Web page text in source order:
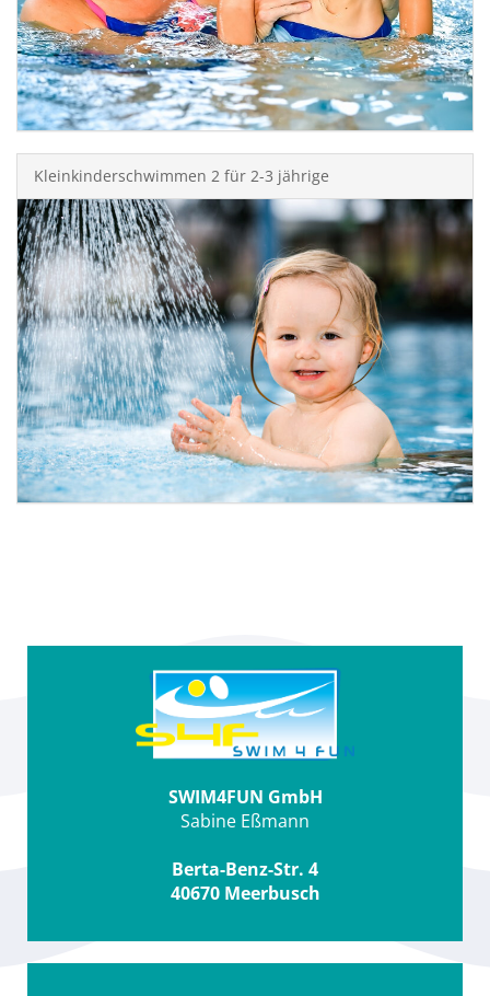
Kleinkinderschwimmen 2 für 2-3 jährige
SWIM4FUN GmbH
Sabine Eßmann
Berta-Benz-Str. 4
40670 Meerbusch